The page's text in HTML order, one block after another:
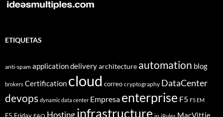
ETIQUETAS
anti-spam application deliveryarchitecture automation blog
brokers Certification cloud correo cryptography DataCenter
devops dynamic data center Empresa enterprise F5 F5 EM
infrastructure